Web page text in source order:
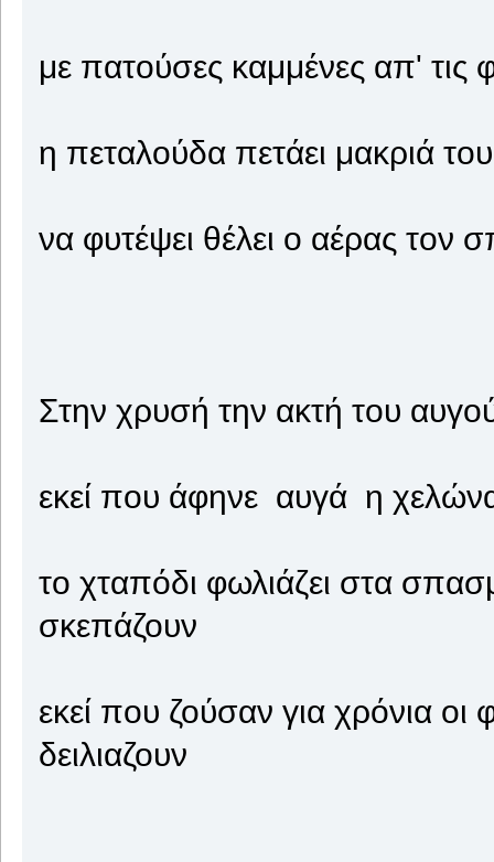
με πατούσες καμμένες απ' τις
η πεταλούδα πετάει μακριά
να φυτέψει θέλει ο αέρας τον
Στην χρυσή την ακτή του
εκεί που άφηνε αυγά η
το χταπόδι φωλιάζει στα
σκεπάζουν
εκεί που ζούσαν για χρόνια
δειλιαζουν